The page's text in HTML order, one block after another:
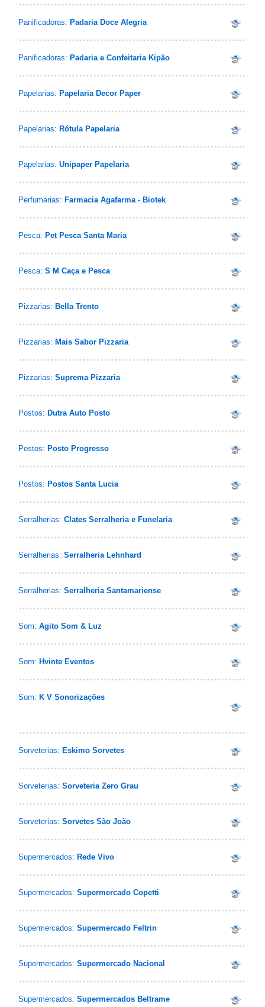
Panificadoras: Padaria Doce Alegria
Panificadoras: Padaria e Confeitaria Kipão
Papelarias: Papelaria Decor Paper
Papelarias: Rótula Papelaria
Papelarias: Unipaper Papelaria
Perfumarias: Farmacia Agafarma - Biotek
Pesca: Pet Pesca Santa Maria
Pesca: S M Caça e Pesca
Pizzarias: Bella Trento
Pizzarias: Mais Sabor Pizzaria
Pizzarias: Suprema Pizzaria
Postos: Dutra Auto Posto
Postos: Posto Progresso
Postos: Postos Santa Lucia
Serralherias: Clates Serralheria e Funelaria
Serralherias: Serralheria Lehnhard
Serralherias: Serralheria Santamariense
Som: Agito Som & Luz
Som: Hvinte Eventos
Som: K V Sonorizações
Sorveterias: Eskimo Sorvetes
Sorveterias: Sorveteria Zero Grau
Sorveterias: Sorvetes São João
Supermercados: Rede Vivo
Supermercados: Supermercado Copetti
Supermercados: Supermercado Feltrin
Supermercados: Supermercado Nacional
Supermercados: Supermercados Beltrame